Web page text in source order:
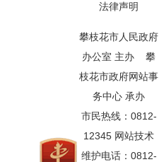
法律声明
攀枝花市人民政府
办公室 主办 攀
枝花市政府网站事
务中心 承办
市民热线：0812-
12345 网站技术
维护电话：0812-